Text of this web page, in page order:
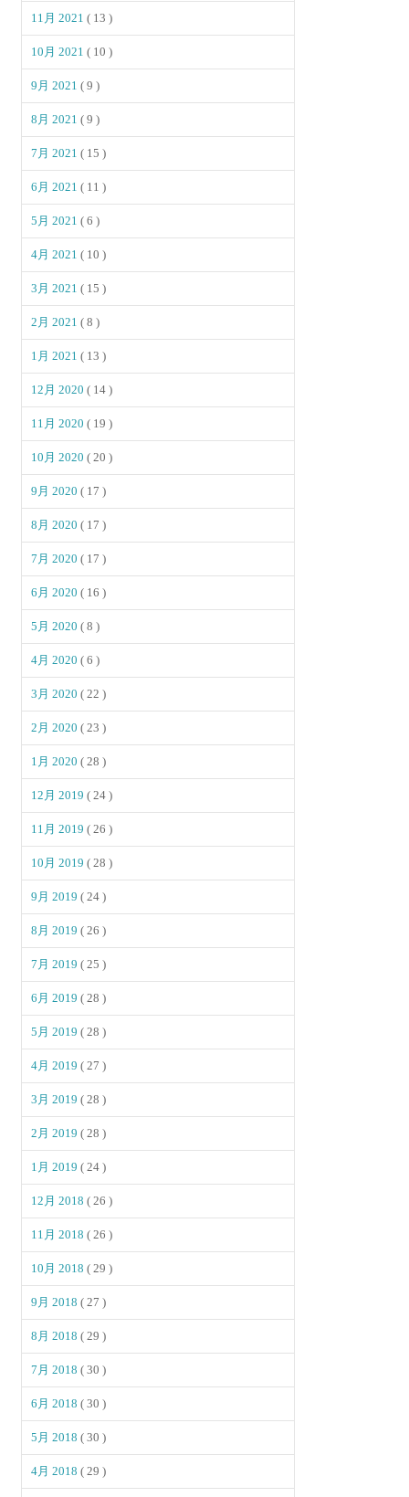
11月 2021( 13 )
10月 2021( 10 )
9月 2021( 9 )
8月 2021( 9 )
7月 2021( 15 )
6月 2021( 11 )
5月 2021( 6 )
4月 2021( 10 )
3月 2021( 15 )
2月 2021( 8 )
1月 2021( 13 )
12月 2020( 14 )
11月 2020( 19 )
10月 2020( 20 )
9月 2020( 17 )
8月 2020( 17 )
7月 2020( 17 )
6月 2020( 16 )
5月 2020( 8 )
4月 2020( 6 )
3月 2020( 22 )
2月 2020( 23 )
1月 2020( 28 )
12月 2019( 24 )
11月 2019( 26 )
10月 2019( 28 )
9月 2019( 24 )
8月 2019( 26 )
7月 2019( 25 )
6月 2019( 28 )
5月 2019( 28 )
4月 2019( 27 )
3月 2019( 28 )
2月 2019( 28 )
1月 2019( 24 )
12月 2018( 26 )
11月 2018( 26 )
10月 2018( 29 )
9月 2018( 27 )
8月 2018( 29 )
7月 2018( 30 )
6月 2018( 30 )
5月 2018( 30 )
4月 2018( 29 )